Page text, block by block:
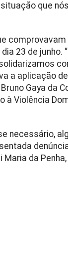
que
23 de junho.
a aplicação
Gaya da
à Violência
necessário,
da